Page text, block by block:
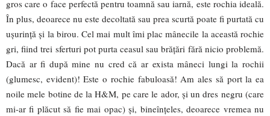
gros care o face perfectă pentru toamnă sau iarnă, este rochia ideală.
În plus, deoarece nu este decoltată sau prea scurtă poate fi purtată cu
ușurință și la birou. Cel mai mult îmi plac mânecile la această rochie
gri, fiind trei sferturi pot purta ceasul sau brățări fără nicio problemă.
Dacă ar fi după mine nu cred că ar exista mâneci lungi la rochii
(glumesc, evident)! Este o rochie fabuloasă! Am ales să port la ea
noile mele botine de la H&M, pe care le ador, și un dres negru (care
mi-ar fi plăcut să fie mai opac) și, bineînțeles, deoarece vremea nu